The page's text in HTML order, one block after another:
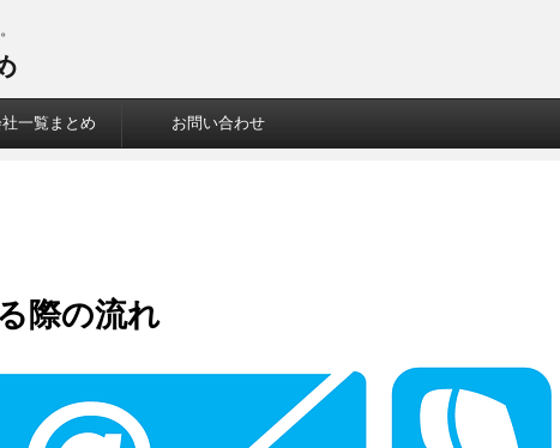
一覧まとめ お問い合わせ
際の流れ